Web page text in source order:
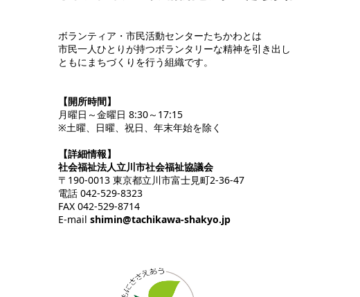
ボランティア・市民活動センターたちかわとは
市民一人ひとりが持つボランタリーな精神を引き出し
ともにまちづくりを行う組織です。
【開所時間】
月曜日～金曜日 8:30～17:15
※土曜、日曜、祝日、年末年始を除く
【詳細情報】
社会福祉法人立川市社会福祉協議会
〒190-0013 東京都立川市富士見町2-36-47
電話 042-529-8323
FAX 042-529-8714
E-mail shimin@tachikawa-shakyo.jp